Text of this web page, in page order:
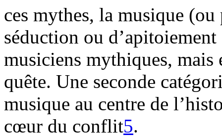
ces mythes, la musique
séduction ou
musiciens mythiques, mais
quête. Une seconde
musique au centre de
cœur du conflit5.